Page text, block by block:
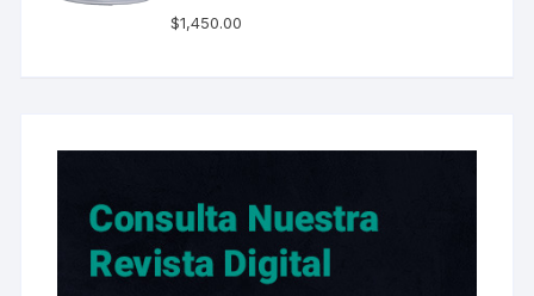
$1,450.00